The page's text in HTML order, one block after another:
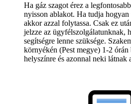
Ha gáz szagot érez a
nyisson ablakot. Ha tudja hogyan
akkor azzal folytassa. Csak ez
jelzze az ügyfélszolgálatunknak,
segítségre lenne szüksége.
környékén (Pest megye) 1-2
helyszínre és azonnal neki látnak